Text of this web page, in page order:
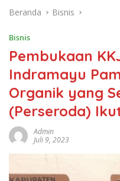
Beranda Bisnis
Bisnis
Pembukaan
Indramayu
Organik yang
(Perseroda)
Admin
Juli 9, 2023